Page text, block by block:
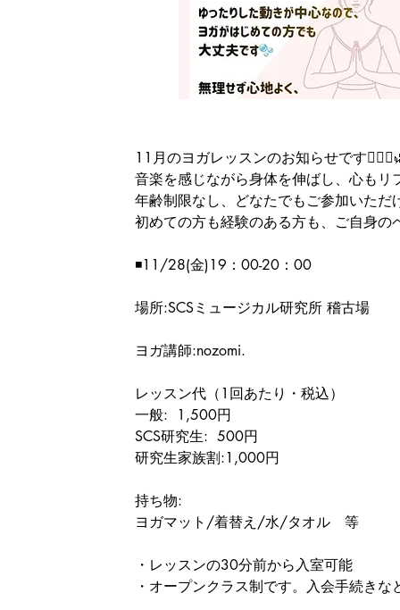
11月のヨガレッスンのお知らせです
音楽を感じながら身体を伸ばし、心もリ
年齢制限なし、どなたでもご参加いただ
初めての方も経験のある方も、ご自身
◾️11/28(金)19：00-20：00
場所:SCSミュージカル研究所 稽古場
ヨガ講師:nozomi.
レッスン代（1回あたり・税込）
一般:  1,500円
SCS研究生:  500円
研究生家族割:1,000円
持ち物:
ヨガマット/着替え/水/タオル　等
・レッスンの30分前から入室可能
・オープンクラス制です。入会手続き